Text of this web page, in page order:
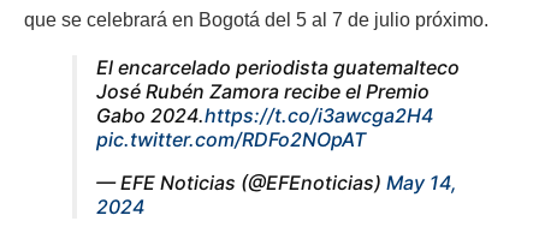
que se celebrará en Bogotá del 5 al 7 de julio próximo.
El encarcelado periodista guatemalteco
José Rubén Zamora recibe el Premio
Gabo 2024.https://t.co/i3awcga2H4
pic.twitter.com/RDFo2NOpAT
— EFE Noticias (@EFEnoticias) May 14,
2024